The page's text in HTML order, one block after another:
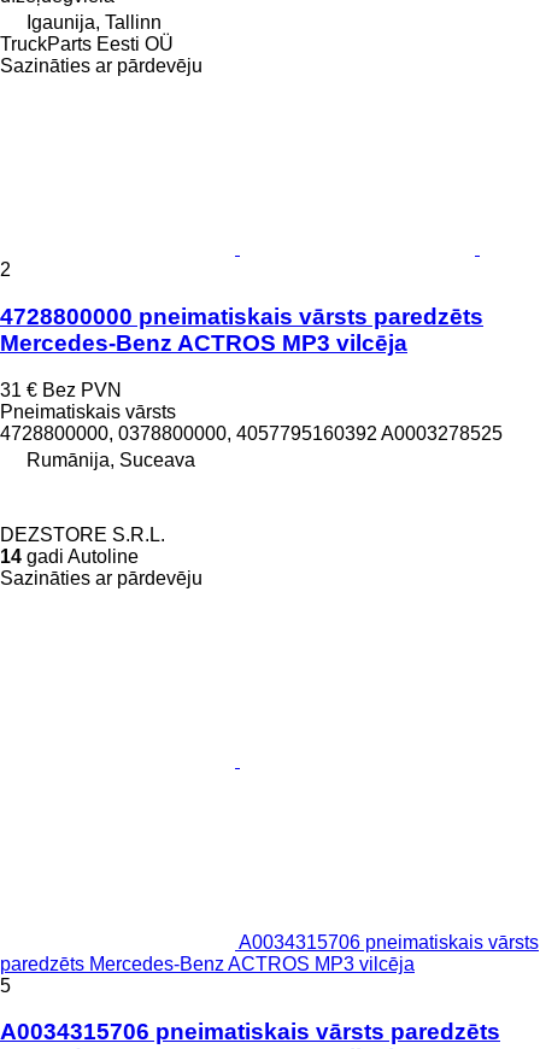
Igaunija, Tallinn
TruckParts Eesti OÜ
Sazināties ar pārdevēju
2
4728800000 pneimatiskais vārsts paredzēts
Mercedes-Benz ACTROS MP3 vilcēja
31 € Bez PVN
Pneimatiskais vārsts
4728800000, 0378800000, 4057795160392 A0003278525
Rumānija, Suceava
DEZSTORE S.R.L.
14 gadi Autoline
Sazināties ar pārdevēju
A0034315706 pneimatiskais vārsts
paredzēts Mercedes-Benz ACTROS MP3 vilcēja
5
A0034315706 pneimatiskais vārsts paredzēts